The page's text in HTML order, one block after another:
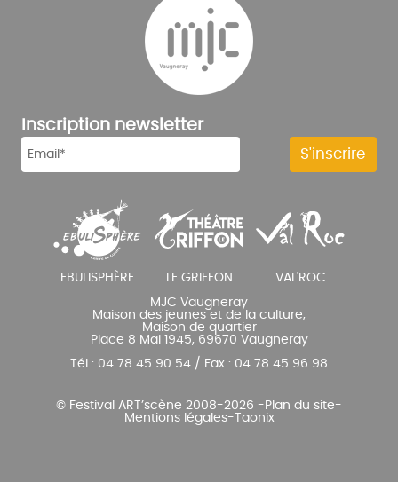
Inscription newsletter
MJC Vaugneray
Maison des jeunes et de la culture,
Maison de quartier
Place 8 Mai 1945, 69670 Vaugneray
Tél : 04 78 45 90 54 / Fax : 04 78 45 96 98
© Festival ART’scène 2008-2026 - Plan du site-
Mentions légales-Taonix